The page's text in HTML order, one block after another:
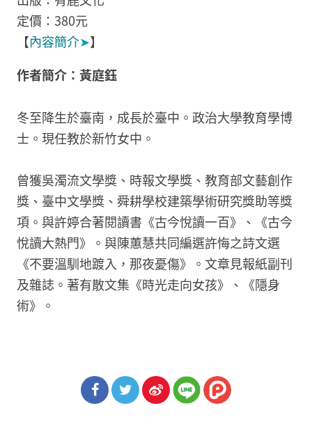
定價：380元
【內容簡介➤】
作者簡介：黃庭鈺
冬至降生於臺南，成長於臺中。政治大學教育學博
士。現任教於新竹女中。
曾獲吳濁流文學獎、時報文學獎、教育部文藝創作
獎、臺中文學獎、舜耕學校建築學術研究獎助等獎
項。與許婷合著閱讀書《古今悅讀一百》、《古今
悅讀大熱門》。與陳蕙慧共同編選許悔之詩文選
《不要溫馴地踱入，那夜憂傷》。文章見報紙副刊
及雜誌。著有散文集《時光走向女孩》、《隱身
術》。